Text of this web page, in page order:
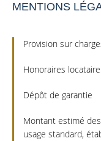
MENTIONS
Provision sur
Honoraires locataire
Dépôt de garantie
Montant estimé
usage standard,